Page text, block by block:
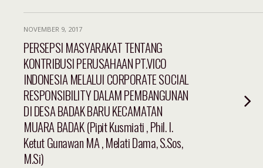
NOVEMBER 9, 2017
PERSEPSI MASYARAKAT TENTANG
KONTRIBUSI PERUSAHAAN PT.VICO
INDONESIA MELALUI CORPORATE SOCIAL
RESPONSIBILITY DALAM PEMBANGUNAN
DI DESA BADAK BARU KECAMATAN
MUARA BADAK (Pipit Kusmiati , Phil. I.
Ketut Gunawan MA , Melati Dama, S.Sos,
M.Si)